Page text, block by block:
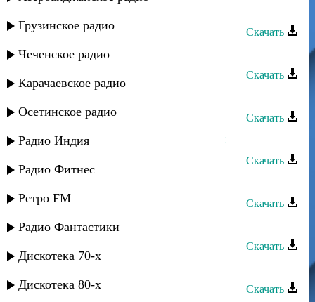
Грузинское радио
Чеченское радио
Карачаевское радио
Осетинское радио
Радио Индия
Радио Фитнес
Ретро FM
Радио Фантастики
Дискотека 70-х
Дискотека 80-х
Скачать
Тарки-Тау - Барият
Скачать
Скачать
Тарки-Тау - Кто не знает, Дагестан
Скачать
Скачать
Тарки-Тау - Зверь
Скачать
Скачать